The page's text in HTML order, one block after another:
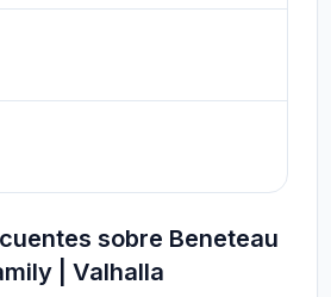
sobre Beneteau
| Valhalla